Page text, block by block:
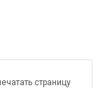
страницу